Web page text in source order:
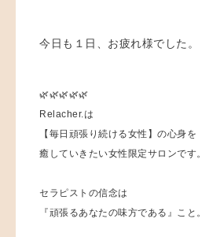
今日も１日、お疲れ様でした。
🌿🌿🌿🌿🌿
Relacher.は
【毎日頑張り続ける女性】の心身を
癒していきたい女性限定サロンです。
セラピストの信念は
『頑張るあなたの味方である』こと。